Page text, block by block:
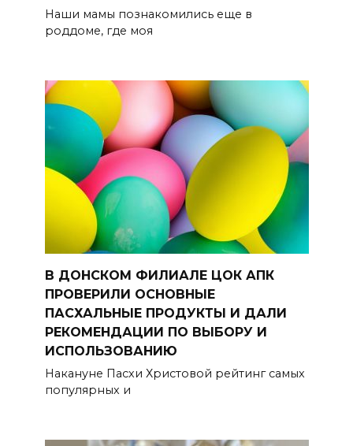
Наши мамы познакомились еще в
роддоме, где моя
В ДОНСКОМ ФИЛИАЛЕ ЦОК АПК
ПРОВЕРИЛИ ОСНОВНЫЕ
ПАСХАЛЬНЫЕ ПРОДУКТЫ И ДАЛИ
РЕКОМЕНДАЦИИ ПО ВЫБОРУ И
ИСПОЛЬЗОВАНИЮ
Накануне Пасхи Христовой рейтинг самых
популярных и